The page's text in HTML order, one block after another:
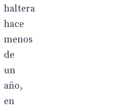
haltera
hace
menos
de
un
año,
en